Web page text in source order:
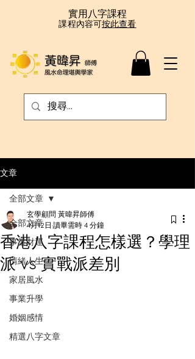
實用八字課程
課程內容可按此查看
文章
全部文章
事業財運
情緒人生
家居風水
事業升學
婚姻感情
精選八字文章
全部文章
香港八字課程怎樣選？學理
派 vs 實戰派差別
玄學顧問 黃暐昇師傅
4月12日 讀畢需時 4 分鐘